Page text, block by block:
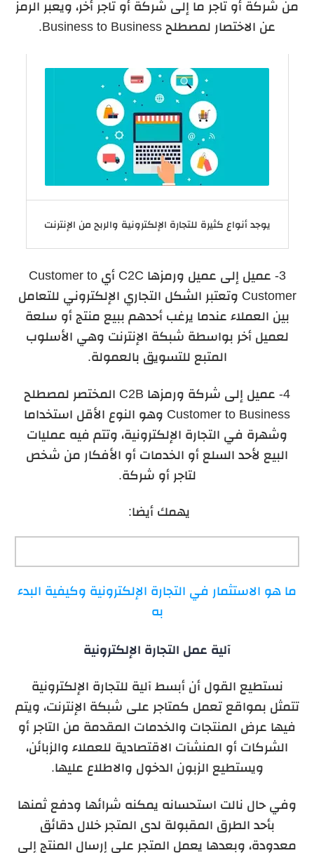
من شركة أو تاجر ما إلى شركة أو تاجر أخر، ويعبر الرمز
عن الاختصار لمصطلح Business to Business.
يوجد أنواع كثيرة للتجارة الإلكترونية والربح من الإنترنت
3- عميل إلى عميل ورمزها C2C أي Customer to
Customer وتعتبر الشكل التجاري الإلكتروني للتعامل
بين العملاء عندما يرغب أحدهم ببيع منتج أو سلعة
لعميل أخر بواسطة شبكة الإنترنت وهي الأسلوب
المتبع للتسويق بالعمولة.
4- عميل إلى شركة ورمزها C2B المختصر لمصطلح
Customer to Business وهو النوع الأقل استخداما
وشهرة في التجارة الإلكترونية، وتتم فيه عمليات
البيع لأحد السلع أو الخدمات أو الأفكار من شخص
لتاجر أو شركة.
يهمك أيضا:
ما هو الاستثمار في التجارة الإلكترونية وكيفية البدء
به
آلية عمل التجارة الإلكترونية
نستطيع القول أن أبسط آلية للتجارة الإلكترونية
تتمثل بمواقع تعمل كمتاجر على شبكة الإنترنت، ويتم
فيها عرض المنتجات والخدمات المقدمة من التاجر أو
الشركات أو المنشآت الاقتصادية للعملاء والزبائن،
ويستطيع الزبون الدخول والاطلاع عليها.
وفي حال نالت استحسانه يمكنه شرائها ودفع ثمنها
بأحد الطرق المقبولة لدى المتجر خلال دقائق
معدودة، وبعدها يعمل المتجر على إرسال المنتج إلى